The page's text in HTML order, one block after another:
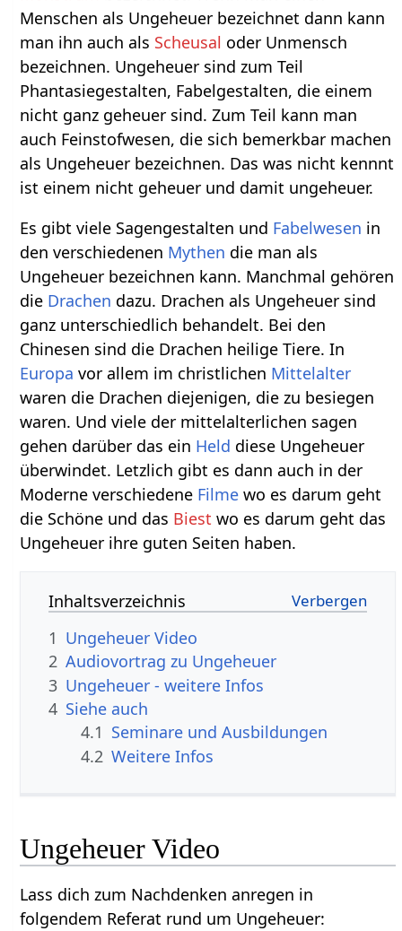
Menschen als Ungeheuer bezeichnet dann kann
man ihn auch als Scheusal oder Unmensch
bezeichnen. Ungeheuer sind zum Teil
Phantasiegestalten, Fabelgestalten, die einem
nicht ganz geheuer sind. Zum Teil kann man
auch Feinstofwesen, die sich bemerkbar machen
als Ungeheuer bezeichnen. Das was nicht kennnt
ist einem nicht geheuer und damit ungeheuer.
Es gibt viele Sagengestalten und Fabelwesen in
den verschiedenen Mythen die man als
Ungeheuer bezeichnen kann. Manchmal gehören
die Drachen dazu. Drachen als Ungeheuer sind
ganz unterschiedlich behandelt. Bei den
Chinesen sind die Drachen heilige Tiere. In
Europa vor allem im christlichen Mittelalter
waren die Drachen diejenigen, die zu besiegen
waren. Und viele der mittelalterlichen sagen
gehen darüber das ein Held diese Ungeheuer
überwindet. Letzlich gibt es dann auch in der
Moderne verschiedene Filme wo es darum geht
die Schöne und das Biest wo es darum geht das
Ungeheuer ihre guten Seiten haben.
Inhaltsverzeichnis
1 Ungeheuer Video
2 Audiovortrag zu Ungeheuer
3 Ungeheuer - weitere Infos
4 Siehe auch
4.1 Seminare und Ausbildungen
4.2 Weitere Infos
Ungeheuer Video
Lass dich zum Nachdenken anregen in
folgendem Referat rund um Ungeheuer: